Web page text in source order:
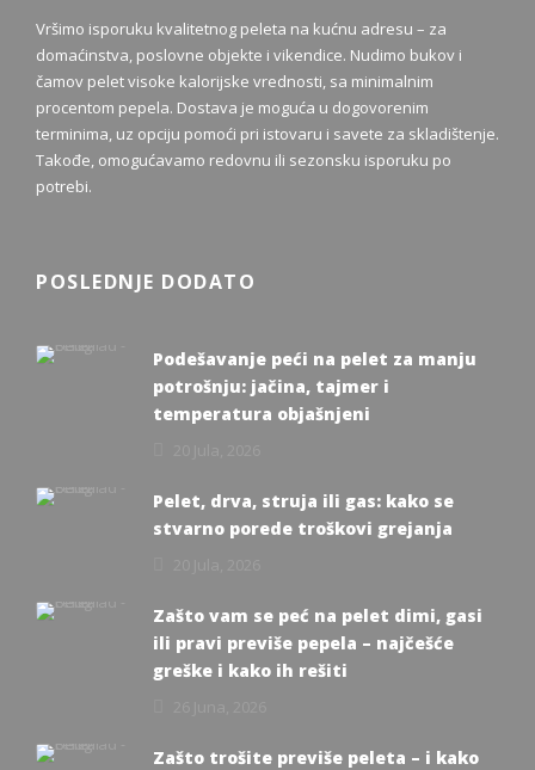
Vršimo isporuku kvalitetnog peleta na kućnu adresu – za
domaćinstva, poslovne objekte i vikendice. Nudimo bukov i
čamov pelet visoke kalorijske vrednosti, sa minimalnim
procentom pepela. Dostava je moguća u dogovorenim
terminima, uz opciju pomoći pri istovaru i savete za skladištenje.
Takođe, omogućavamo redovnu ili sezonsku isporuku po
potrebi.
POSLEDNJE DODATO
Podešavanje peći na pelet za manju
potrošnju: jačina, tajmer i
temperatura objašnjeni
Pelet, drva, struja ili gas: kako se
stvarno porede troškovi grejanja
Zašto vam se peć na pelet dimi, gasi
ili pravi previše pepela – najčešće
greške i kako ih rešiti
Zašto trošite previše peleta – i kako